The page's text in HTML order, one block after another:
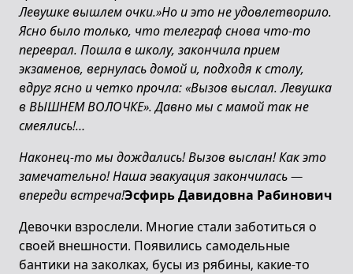
Левушке вышлем очки.»Но и это не удовлетворило.
Ясно было только, что телеграф снова что-то
переврал. Пошла в школу, закончила прием
экзаменов, вернулась домой и, подходя к столу,
вдруг ясно и четко прочла: «Вызов выслал. Левушка
в ВЫШНЕМ ВОЛОЧКЕ». Давно мы с мамой так не
смеялись!…
Наконец-то мы дождались! Вызов выслан! Как это
замечательно! Наша эвакуация закончилась —
впереди встреча!Эсфирь Давидовна Рабинович
Девочки взрослели. Многие стали заботиться о
своей внешности. Появились самодельные
бантики на заколках, бусы из рябины, какие-то